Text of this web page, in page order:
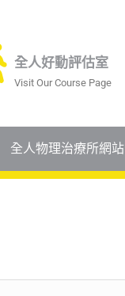
全人好動評估室
Visit Our Course Page
全人物理治療所網站